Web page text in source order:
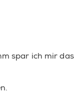
spar ich mir das